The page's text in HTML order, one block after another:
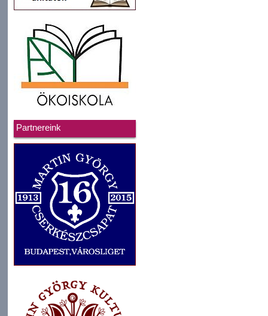
Partnereink